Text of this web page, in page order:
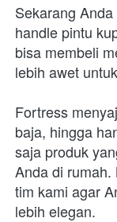
Sekarang
handle pintu
bisa membeli
lebih awet
Fortress
baja, hingga
saja produk
Anda di rumah.
tim kami agar
lebih elegan.